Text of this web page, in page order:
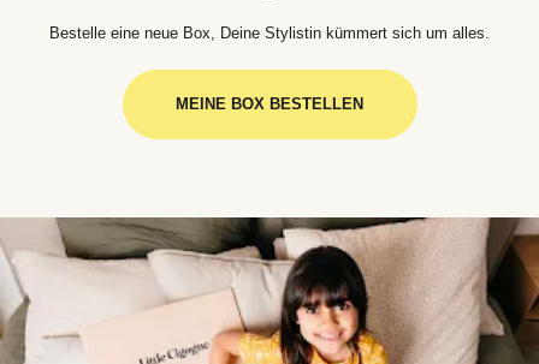
Bestelle eine neue Box, Deine Stylistin kümmert sich um alles.
MEINE BOX BESTELLEN